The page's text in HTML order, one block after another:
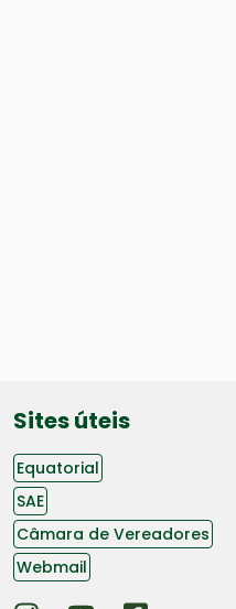
Sites úteis
Equatorial
SAE
Câmara de Vereadores
Webmail